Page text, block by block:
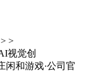
> >
视觉创
闲和游戏·公司官